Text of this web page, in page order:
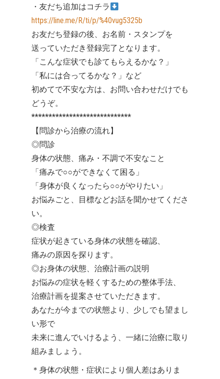
・友だち追加はコチラ
https://line.me/R/ti/p/%40vug5325b
お友だち登録の後、お名前・スタンプを
送っていただき登録完了となります。
「こんな症状でも診てもらえるかな？」
「私には合ってるかな？」など
初めてで不安な方は、お問い合わせだけでも
どうぞ。
*****************************
【問診から治療の流れ】
◎問診
身体の状態、痛み・不調で不安なこと
「痛みで○○ができなくて困る」
「身体が良くなったら○○がやりたい」
お悩みごと、目標などお話を聞かせてくださ
い。
◎検査
症状が起きている身体の状態を確認、
痛みの原因を探ります。
◎お身体の状態、治療計画の説明
お悩みの症状を軽くするための整体手法、
治療計画を提案させていただきます。
あなたが今までの状態より、少しでも望まし
い形で
未来に進んでいけるよう、一緒に治療に取り
組みましょう。
＊身体の状態・症状により個人差はありま